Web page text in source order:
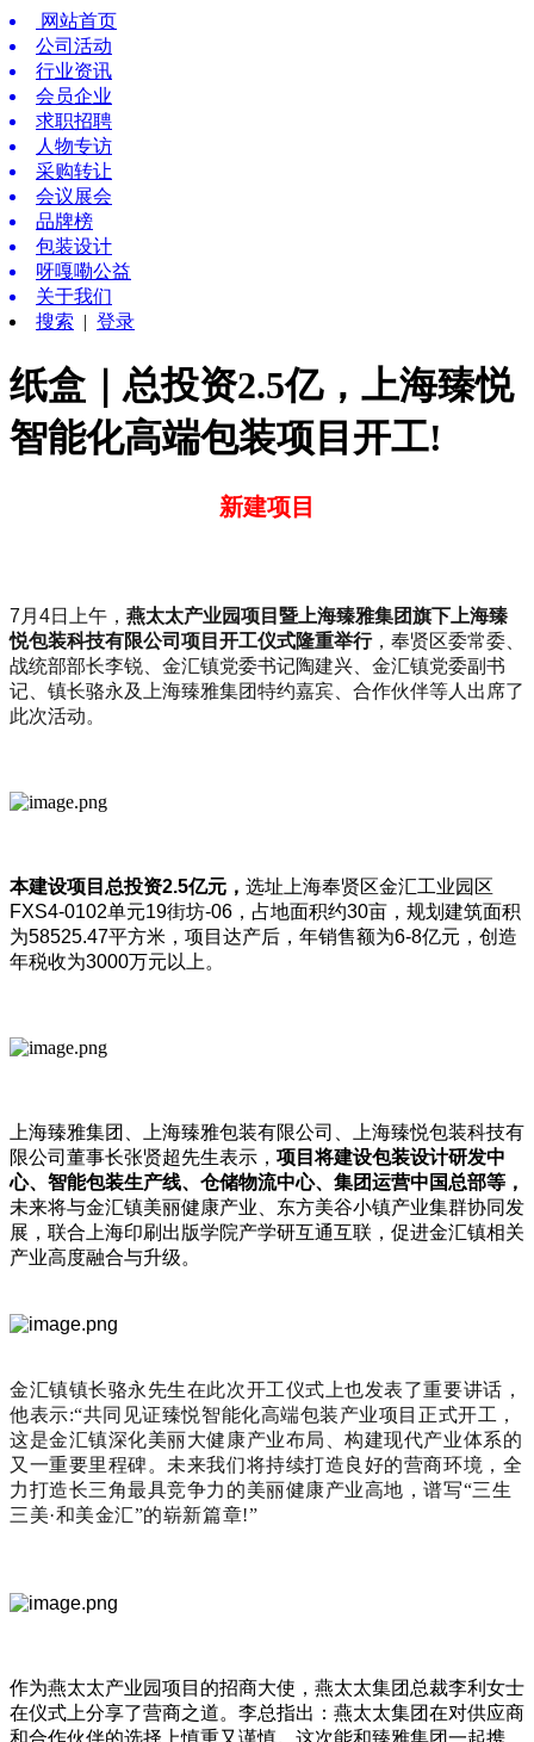
网站首页
公司活动
行业资讯
会员企业
求职招聘
人物专访
采购转让
会议展会
品牌榜
包装设计
呀嘎嘞公益
关于我们
搜索 | 登录
纸盒｜总投资2.5亿，上海臻悦
智能化高端包装项目开工!
新建项目
7月4日上午， 燕太太产业园项目暨上海臻雅集团旗下上海臻
悦包装科技有限公司项目开工仪式隆重举行，奉贤区委常委、
战统部部长李锐、金汇镇党委书记陶建兴、金汇镇党委副书
记、镇长骆永及上海臻雅集团特约嘉宾、合作伙伴等人出席了
此次活动。
本建设项目总投资2.5亿元， 选址上海奉贤区金汇工业园区
FXS4-0102单元19街坊-06，占地面积约30亩，规划建筑面积
为58525.47平方米，项目达产后，年销售额为6-8亿元，创造
年税收为3000万元以上。
上海臻雅集团、上海臻雅包装有限公司、上海臻悦包装科技有
限公司董事长张贤超先生表示， 项目将建设包装设计研发中
心、智能包装生产线、仓储物流中心、集团运营中国总部等，
未来将与金汇镇美丽健康产业、东方美谷小镇产业集群协同发
展，联合上海印刷出版学院产学研互通互联，促进金汇镇相关
产业高度融合与升级。
金汇镇镇长骆永先生在此次开工仪式上也发表了重要讲话，
他表示:“共同见证臻悦智能化高端包装产业项目正式开工，
这是金汇镇深化美丽大健康产业布局、构建现代产业体系的
又一重要里程碑。未来我们将持续打造良好的营商环境，全
力打造长三角最具竞争力的美丽健康产业高地，谱写“三生
三美·和美金汇”的崭新篇章!”
作为燕太太产业园项目的招商大使，燕太太集团总裁李利女士
在仪式上分享了营商之道。李总指出：燕太太集团在对供应商
和合作伙伴的选择上慎重又谨慎。这次能和臻雅集团一起携